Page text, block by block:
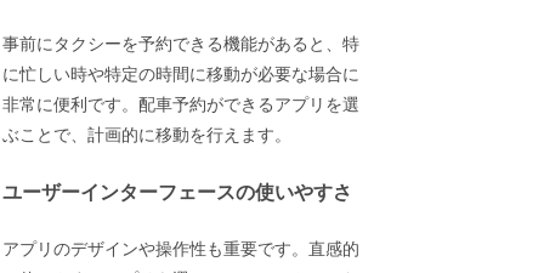
事前にタクシーを予約できる機能があると、特
に忙しい時や特定の時間に移動が必要な場合に
非常に便利です。配車予約ができるアプリを選
ぶことで、計画的に移動を行えます。
ユーザーインターフェースの使いやすさ
アプリのデザインや操作性も重要です。直感的